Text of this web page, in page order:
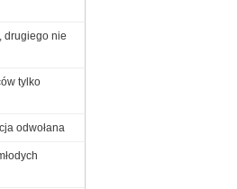
drugiego nie
tylko
odwołana